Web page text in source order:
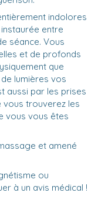
indolores
entre
séance. Vous
et de profonds
que
lumières vos
aussi par les prises
vous trouverez les
vous vous êtes
et amené
ou
à un avis médical !